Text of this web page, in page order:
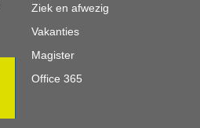
Ziek en afwezig
Vakanties
Magister
Office 365